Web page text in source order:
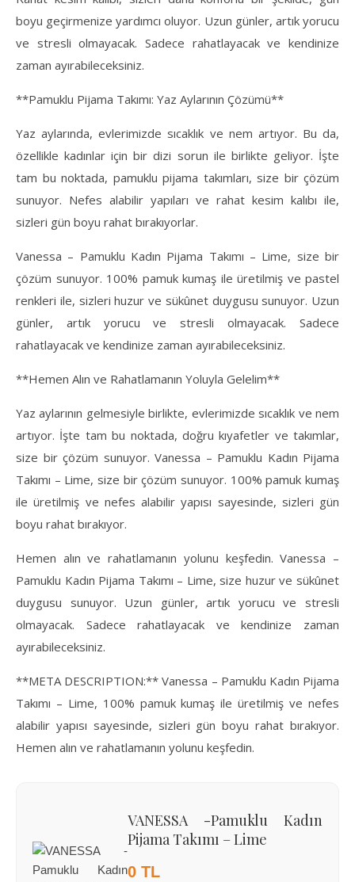
boyu geçirmenize yardımcı oluyor. Uzun günler, artık yorucu
ve stresli olmayacak. Sadece rahatlayacak ve kendinize
zaman ayırabileceksiniz.
**Pamuklu Pijama Takımı: Yaz Aylarının Çözümü**
Yaz aylarında, evlerimizde sıcaklık ve nem artıyor. Bu da,
özellikle kadınlar için bir dizi sorun ile birlikte geliyor. İşte
tam bu noktada, pamuklu pijama takımları, size bir çözüm
sunuyor. Nefes alabilir yapıları ve rahat kesim kalıbı ile,
sizleri gün boyu rahat bırakıyorlar.
Vanessa – Pamuklu Kadın Pijama Takımı – Lime, size bir
çözüm sunuyor. 100% pamuk kumaş ile üretilmiş ve pastel
renkleri ile, sizleri huzur ve sükûnet duygusu sunuyor. Uzun
günler, artık yorucu ve stresli olmayacak. Sadece
rahatlayacak ve kendinize zaman ayırabileceksiniz.
**Hemen Alın ve Rahatlamanın Yoluyla Gelelim**
Yaz aylarının gelmesiyle birlikte, evlerimizde sıcaklık ve nem
artıyor. İşte tam bu noktada, doğru kıyafetler ve takımlar,
size bir çözüm sunuyor. Vanessa – Pamuklu Kadın Pijama
Takımı – Lime, size bir çözüm sunuyor. 100% pamuk kumaş
ile üretilmiş ve nefes alabilir yapısı sayesinde, sizleri gün
boyu rahat bırakıyor.
Hemen alın ve rahatlamanın yolunu keşfedin. Vanessa –
Pamuklu Kadın Pijama Takımı – Lime, size huzur ve sükûnet
duygusu sunuyor. Uzun günler, artık yorucu ve stresli
olmayacak. Sadece rahatlayacak ve kendinize zaman
ayırabileceksiniz.
**META DESCRIPTION:** Vanessa – Pamuklu Kadın Pijama
Takımı – Lime, 100% pamuk kumaş ile üretilmiş ve nefes
alabilir yapısı sayesinde, sizleri gün boyu rahat bırakıyor.
Hemen alın ve rahatlamanın yolunu keşfedin.
VANESSA -Pamuklu Kadın
Pijama Takımı – Lime
0 TL